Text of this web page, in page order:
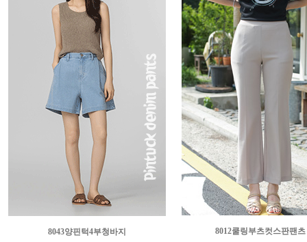
8043양핀턱4부청바지
8012쿨링부츠컷스판팬츠